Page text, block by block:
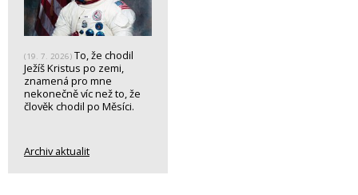
(19. 7. 2026) To, že chodil
Ježíš Kristus po zemi,
znamená pro mne
nekonečně víc než to, že
člověk chodil po Měsíci.
Archiv aktualit